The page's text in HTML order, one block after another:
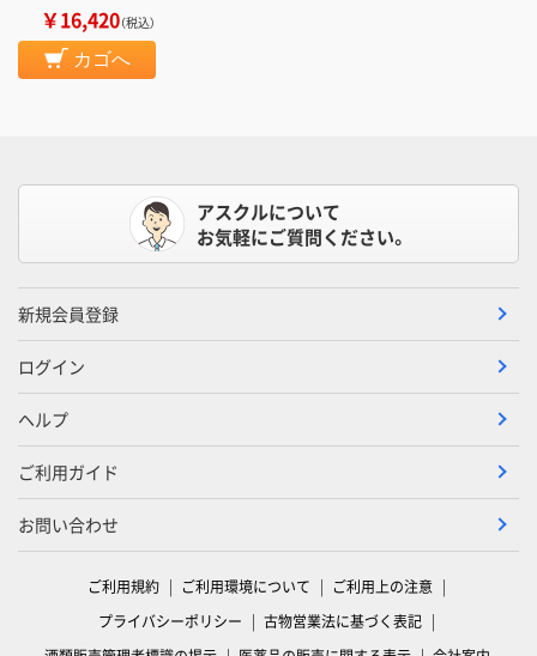
￥16,420（税込）
カゴへ
アスクルについて
お気軽にご質問ください。
新規会員登録
ログイン
ヘルプ
ご利用ガイド
お問い合わせ
ご利用規約 ご利用環境について
ご利用上の注意
プライバシーポリシー
古物営業法に基づく表記